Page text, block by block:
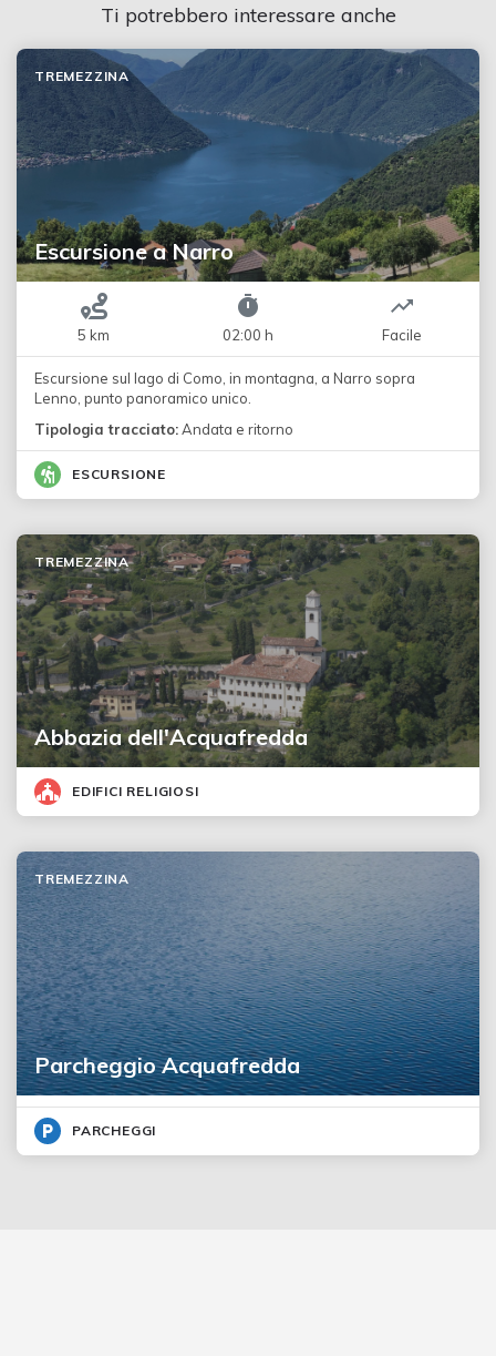
Ti potrebbero interessare anche
Escursione a Narro
TREMEZZINA
5 km 02:00 h Facile
Escursione sul lago di Como, in montagna, a Narro sopra
Lenno, punto panoramico unico.
Tipologia tracciato:Andata e ritorno
ESCURSIONE
Abbazia dell'Acquafredda
TREMEZZINA
EDIFICI RELIGIOSI
Parcheggio Acquafredda
TREMEZZINA
PARCHEGGI